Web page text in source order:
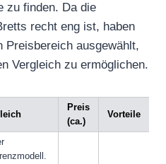
zu finden. Da die
recht eng ist, haben
Preisbereich ausgewählt,
Vergleich zu ermöglichen.
Preis
(ca.)
Vorteile